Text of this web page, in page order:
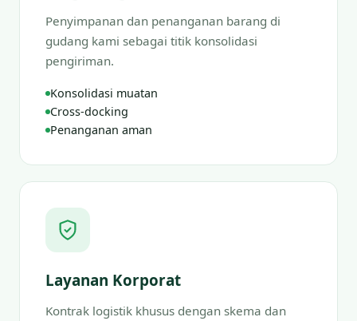
Penyimpanan dan penanganan barang di
gudang kami sebagai titik konsolidasi
pengiriman.
Konsolidasi muatan
Cross-docking
Penanganan aman
Layanan Korporat
Kontrak logistik khusus dengan skema dan